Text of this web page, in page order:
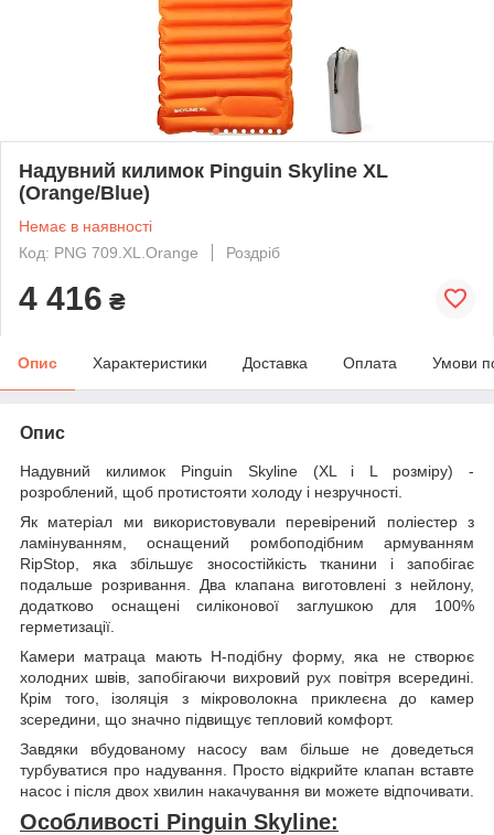
Надувний килимок Pinguin Skyline XL
(Orange/Blue)
Немає в наявності
Код: PNG 709.XL.Orange
Роздріб
4 416 ₴
Опис Характеристики Доставка Оплата Умови
Опис
Надувний килимок Pinguin Skyline (XL і L розміру) -
розроблений, щоб протистояти холоду і незручності.
Як матеріал ми використовували перевірений поліестер з
ламінуванням, оснащений ромбоподібним армуванням
RipStop, яка збільшує зносостійкість тканини і запобігає
подальше розривання. Два клапана виготовлені з нейлону,
додатково оснащені силіконової заглушкою для 100%
герметизації.
Камери матраца мають Н-подібну форму, яка не створює
холодних швів, запобігаючи вихровий рух повітря всередині.
Крім того, ізоляція з мікроволокна приклеєна до камер
зсередини, що значно підвищує тепловий комфорт.
Завдяки вбудованому насосу вам більше не доведеться
турбуватися про надування. Просто відкрийте клапан вставте
насос і після двох хвилин накачування ви можете відпочивати.
Особливості Pinguin Skyline: